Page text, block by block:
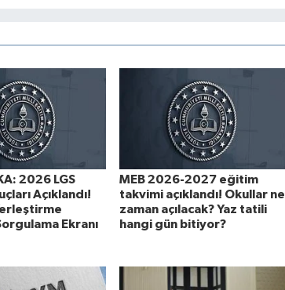
2026 LGS
Açıklandı!
Ekranı
MEB 2026-2027 eğitim
takvimi açıklandı! Okullar ne
zaman açılacak? Yaz tatili
hangi gün bitiyor?